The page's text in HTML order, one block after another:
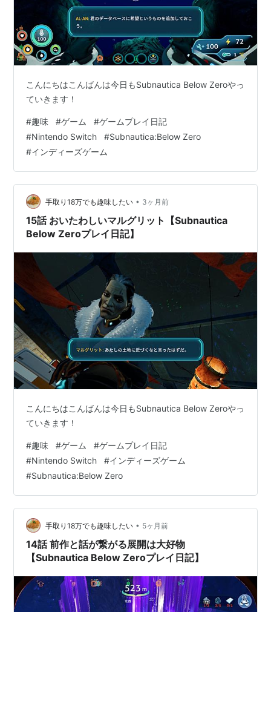
こんにちはこんばんは今日もSubnautica Below Zeroやっ
ていきます！
#趣味 #ゲーム #ゲームプレイ日記
#Nintendo Switch #Subnautica:Below Zero
#インディーズゲーム
手取り18万でも趣味したい • 3ヶ月前
15話 おいたわしいマルグリット【Subnautica
Below Zeroプレイ日記】
こんにちはこんばんは今日もSubnautica Below Zeroやっ
ていきます！
#趣味 #ゲーム #ゲームプレイ日記
#Nintendo Switch #インディーズゲーム
#Subnautica:Below Zero
手取り18万でも趣味したい • 5ヶ月前
14話 前作と話が繋がる展開は大好物
【Subnautica Below Zeroプレイ日記】